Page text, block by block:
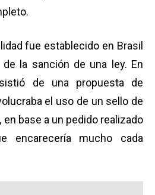
fue establecido en Brasil
la sanción de una ley. En
de una propuesta de
el uso de un sello de
en base a un pedido realizado
encarecería mucho cada